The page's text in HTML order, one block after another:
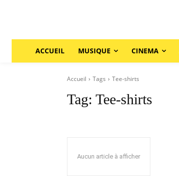
ACCUEIL MUSIQUE CINEMA
Accueil Tags Tee-shirts
Tag: Tee-shirts
Aucun article à afficher